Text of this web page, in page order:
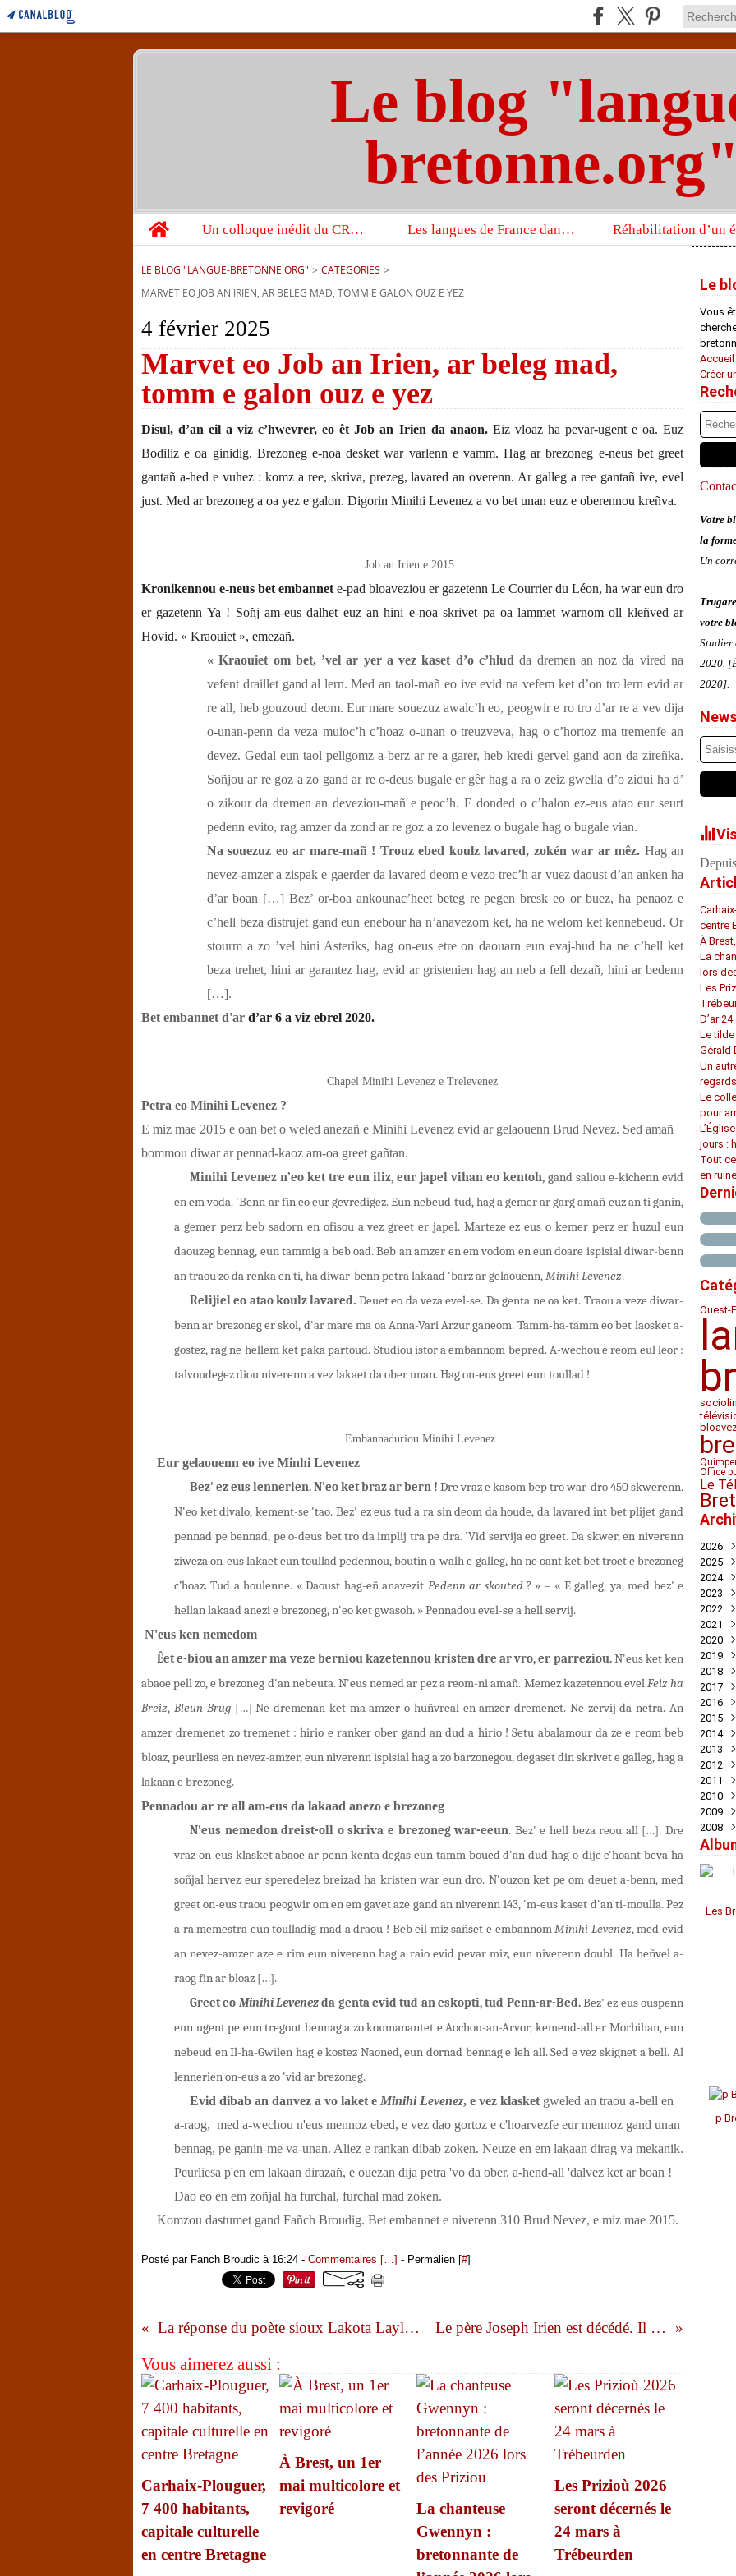
Le blog
bretonne.org"
Home
Un colloque inédit du CRBC sur les victimes de l’année 1944 Les langues de France dans un imposant ouvrage sur la langue française que publient les Presses universitaires d’Oxford
LE BLOG "LANGUE-BRETONNE.ORG" > CATEGORIES >
MARVET EO JOB AN IRIEN, AR BELEG MAD, TOMM E GALON OUZ E YEZ
4 février 2025
Marvet eo Job an Irien, ar beleg mad,
tomm e galon ouz e yez
Disul, d’an eil a viz c’hwevrer, eo êt Job an Irien da anaon.Eiz vloaz ha pevar-ugent e oa. Euz
Bodiliz e oa ginidig. Brezoneg e-noa desket war varlenn e vamm. Hag ar brezoneg e-neus bet greet
gantañ a-hed e vuhez : komz a ree, skriva, prezeg, lavared an overenn. Ar galleg a ree gantañ ive, evel
just. Med ar brezoneg a oa yez e galon. Digorin Minihi Levenez a vo bet unan euz e oberennou kreñva.
Job an Irien e 2015.
Kronikennou e-neus bet embannet e-pad bloaveziou er gazetenn Le Courrier du Léon, ha war eun dro
er gazetenn Ya ! Soñj am-eus dalhet euz an hini e-noa skrivet pa oa lammet warnom oll kleñved ar
Hovid. « Kraouiet », emezañ.
« Kraouiet om bet, ’vel ar yer a vez kaset d’o c’hludda dremen an noz da vired na
vefent draillet gand al lern. Med an taol-mañ eo ive evid na vefem ket d’on tro lern evid ar
re all, heb gouzoud deom. Eur mare souezuz awalc’h eo, peogwir e ro tro d’ar re a vev dija
o-unan-penn da veza muioc’h c’hoaz o-unan o treuzveva, hag o c’hortoz ma tremenfe an
devez. Gedal eun taol pellgomz a-berz ar re a garer, heb kredi gervel gand aon da zireñka.
Soñjou ar re goz a zo gand ar re o-deus bugale er gêr hag a ra o zeiz gwella d’o zidui ha d’
o zikour da dremen an deveziou-mañ e peoc’h. E donded o c’halon ez-eus atao eur seurt
pedenn evito, rag amzer da zond ar re goz a zo levenez o bugale hag o bugale vian.
Na souezuz eo ar mare-mañ ! Trouz ebed koulz lavared, zokén war ar mêz. Hag an
nevez-amzer a zispak e gaerder da lavared deom e vezo trec’h ar vuez daoust d’an anken ha
d’ar boan […] Bez’ or-boa ankounac’heet beteg re pegen bresk eo or buez, ha penaoz e
c’hell beza distrujet gand eun enebour ha n’anavezom ket, ha ne welom ket kennebeud. Or
stourm a zo ’vel hini Asteriks, hag on-eus etre on daouarn eun evaj-hud ha ne c’hell ket
beza trehet, hini ar garantez hag, evid ar gristenien hag an neb a fell dezañ, hini ar bedenn
[…].
Bet embannet d'ar d’ar 6 a viz ebrel 2020.
Chapel Minihi Levenez e Trelevenez
Petra eo Minihi Levenez ?
E miz mae 2015 e oan bet o weled anezañ e Minihi Levenez evid ar gelaouenn Brud Nevez. Sed amañ
bommou diwar ar pennad-kaoz am-oa greet gañtan.
Minihi Levenez n’eo ket tre eun iliz, eur japel vihan eo kentoh, gand saliou e-kichenn evid
en em voda. 'Benn ar fin eo eur gevredigez. Eun nebeud tud, hag a gemer ar garg amañ euz an ti ganin,
a gemer perz beb sadorn en ofisou a vez greet er japel. Marteze ez eus o kemer perz er huzul eun
daouzeg bennag, eun tammig a beb oad. Beb an amzer en em vodom en eun doare ispisial diwar-benn
an traou zo da renka en ti, ha diwar-benn petra lakaad 'barz ar gelaouenn,Minihi Levenez.
Relijiel eo atao koulz lavared. Deuet eo da veza evel-se. Da genta ne oa ket. Traou a veze diwar-
benn ar brezoneg er skol, d'ar mare ma oa Anna-Vari Arzur ganeom. Tamm-ha-tamm eo bet laosket a-
gostez, rag ne hellem ket paka partoud. Studiou istor a embannom bepred. A-wechou e reom eul leor :
talvoudegez diou niverenn a vez lakaet da ober unan. Hag on-eus greet eun toullad !
Embannaduriou Minihi Levenez
Eur gelaouenn eo ive Minhi Levenez
Bez' ez eus lennerien. N'eo ket braz ar bern ! Dre vraz e kasom bep tro war-dro 450 skwerenn.
N'eo ket divalo, kement-se 'tao. Bez' ez eus tud a ra sin deom da houde, da lavared int bet plijet gand
pennad pe bennad, pe o-deus bet tro da implij tra pe dra. 'Vid servija eo greet. Da skwer, en niverenn
ziweza on-eus lakaet eun toullad pedennou, boutin a-walh e galleg, ha ne oant ket bet troet e brezoneg
c’hoaz. Tud a houlenne. « Daoust hag-eñ anavezit Pedenn ar skouted? » – « E galleg, ya, med bez' e
hellan lakaad anezi e brezoneg, n'eo ket gwasoh. » Pennadou evel-se a hell servij.
N'eus ken nemedom
Êet e-biou an amzer ma veze berniou kazetennou kristen dre ar vro, er parreziou.N'eus ket ken
abaoe pell zo, e brezoneg d'an nebeuta. N'eus nemed ar pez a reom-ni amañ. Memez kazetennou evelFeiz ha
Breiz, Bleun-Brug[…] Ne dremenan ket ma amzer o huñvreal en amzer dremenet. Ne zervij da netra. An
amzer dremenet zo tremenet : hirio e ranker ober gand an dud a hirio ! Setu abalamour da ze e reom beb
bloaz, peurliesa en nevez-amzer, eun niverenn ispisial hag a zo barzonegou, degaset din skrivet e galleg, hag a
lakaan e brezoneg.
Pennadou ar re all am-eus da lakaad anezo e brezoneg
N'eus nemedon dreist-oll o skriva e brezoneg war-eeun. Bez' e hell beza reou all […]. Dre
vraz on-eus klasket abaoe ar penn kenta degas eun tamm boued d'an dud hag o-dije c'hoant beva ha
soñjal hervez eur speredelez breizad ha kristen war eun dro. N'ouzon ket pe om deuet a-benn, med
greet on-eus traou peogwir om en em gavet aze gand an niverenn 143, 'm-eus kaset d'an ti-moulla. Pez
a ra memestra eun toulladig mad a draou ! Beb eil miz sañset e embannomMinihi Levenez, med evid
an nevez-amzer aze e rim eun niverenn hag a raio evid pevar miz, eun niverenn doubl. Ha heñvel a-
raog fin ar bloaz […].
Greet eo Minihi Levenezda genta evid tud an eskopti, tud Penn-ar-Bed.Bez' ez eus ouspenn
eun ugent pe eun tregont bennag a zo koumanantet e Aochou-an-Arvor, kemend-all er Morbihan, eun
nebeud en Il-ha-Gwilen hag e kostez Naoned, eun dornad bennag e leh all. Sed e vez skignet a bell. Al
lennerien on-eus a zo 'vid ar brezoneg.
Evid dibab an danvez a vo laket e Minihi Levenez, e vez klasketgweled an traou a-bell en
a-raog, med a-wechou n'eus mennoz ebed, e vez dao gortoz e c'hoarvezfe eur mennoz gand unan
bennag, pe ganin-me va-unan. Aliez e rankan dibab zoken. Neuze en em lakaan dirag va mekanik.
Peurliesa p'en em lakaan dirazañ, e ouezan dija petra 'vo da ober, a-hend-all 'dalvez ket ar boan !
Dao eo en em zoñjal ha furchal, furchal mad zoken.
Komzou dastumet gand Fañch Broudig. Bet embannet e niverenn 310 Brud Nevez, e miz mae 2015.
Posté par Fanch Broudic à 16:24 - Commentaires […] - Permalien [#]
La réponse du poète sioux Lakota Layli Long Soldier à l’ancien président des États-Unis Barack Obama Le père Joseph Irien est décédé. Il animait le centre bretonnant Minihi Levenez à Tréflévénez
Vous aimerez aussi :
Carhaix-Plouguer,
7 400 habitants,
capitale culturelle
en centre Bretagne
À Brest, un 1er
mai multicolore et
revigoré
La chanteuse
Gwennyn :
bretonnante de
Les Prizioù 2026
seront décernés le
24 mars à
Trébeurden
Le
Vous
Créer
Votre
la
Un
votre
Studier
2020.
2020].
centre
À
La
lors
Les
D’ar
Le
Gérald
Un
regards
Le
pour
jours :
Tout
en
Ouest-
Office
Le
2026
Mai
Avril
Mars
2025
Août
Mai
Avril
Mars
2024
Août
Juin
Mai
Avril
Mars
2023
Juin
Mai
Avril
Mars
2022
Août
Juin
Mai
Avril
Mars
2021
Août
Juin
Mai
Avril
Mars
2020
Août
Juin
Mai
Avril
Mars
2019
Août
Juin
Mai
Mars
2018
Août
Juin
Mai
Avril
Mars
2017
Août
Juin
Mai
Mars
2016
Août
Juin
Mai
2015
Août
Mai
Avril
2014
Août
Juin
Mai
Avril
2013
Août
Juin
Mai
Avril
2012
Juin
Avril
2011
Mai
2010
Mai
2009
Juin
2008
Août
Les
p